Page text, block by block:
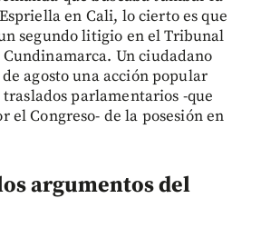
en Cali, lo cierto es que
segundo litigio en el Tribunal
Un ciudadano
agosto una acción popular
parlamentarios -que
el Congreso- de la posesión en
argumentos del